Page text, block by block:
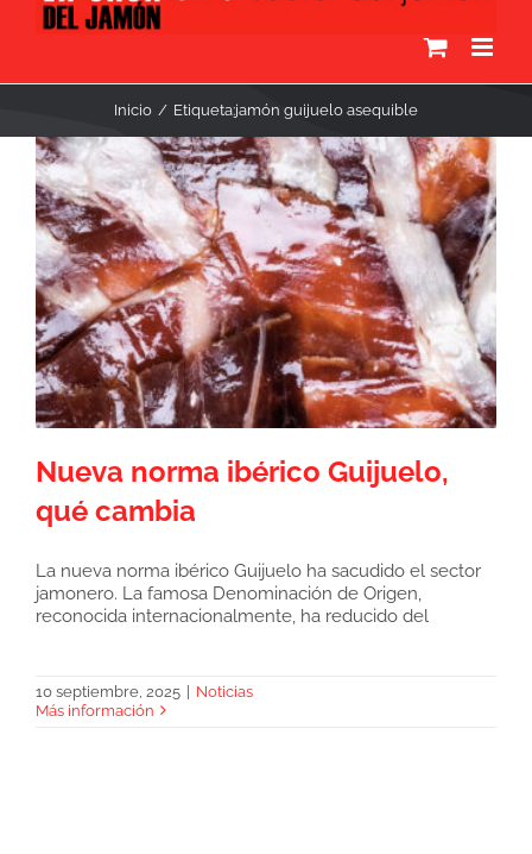
Inicio Etiqueta:jamón guijuelo asequible
Nueva norma ibérico Guijuelo, qué cambia
Nueva norma ibérico Guijuelo,
qué cambia
La nueva norma ibérico Guijuelo ha sacudido el sector
jamonero. La famosa Denominación de Origen,
reconocida internacionalmente, ha reducido del
10 septiembre, 2025
Noticias
Más información